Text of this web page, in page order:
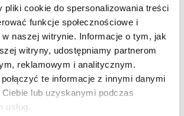
pliki cookie do spersonalizowania treści
funkcje społecznościowe i
naszej witrynie. Informacje o tym, jak
witryny, udostępniamy partnerom
reklamowym i analitycznym.
te informacje z innymi danymi
lub uzyskanymi podczas
minimalnej niezbędnej ilości